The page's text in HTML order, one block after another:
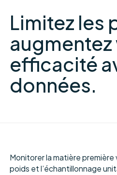
Limitez les
efficacité
données.
Monitorer la matière première
poids et l’échantillonnage